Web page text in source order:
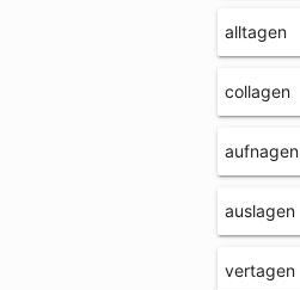
alltagen
collagen
aufnagen
auslagen
vertagen